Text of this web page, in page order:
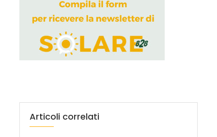
Articoli correlati